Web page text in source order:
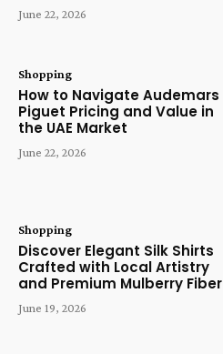
June 22, 2026
Shopping
How to Navigate Audemars
Piguet Pricing and Value in
the UAE Market
June 22, 2026
Shopping
Discover Elegant Silk Shirts
Crafted with Local Artistry
and Premium Mulberry Fiber
June 19, 2026